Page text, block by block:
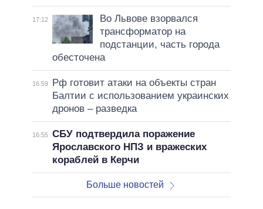
17:12
Во Львове взорвался
трансформатор на
подстанции, часть города
обесточена
16:59
Рф готовит атаки на объекты стран
Балтии с использованием украинских
дронов – разведка
16:55 СБУ подтвердила поражение
Ярославского НПЗ и вражеских
кораблей в Керчи
Больше новостей